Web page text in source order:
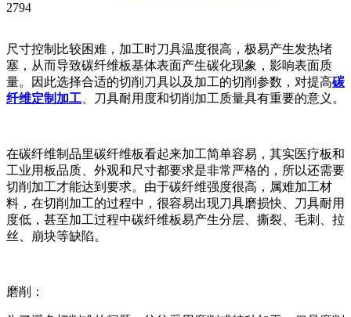
2794
尺寸控制比较困难，加工时刀具温度很高，极易产生发热堵
塞，从而导致碳纤维板基体表面产生碳化现象，影响表面质
量。因此选择合适的切削刀具以及加工的切削参数，对提高碳
纤维定制加工 、刀具耐用度和切削加工质量具有重要的意义。
在碳纤维制品里碳纤维板看起来加工简单容易，其实医疗板和
工业用板品质、外观和尺寸都要求是非常严格的，所以还需要
切削加工才能达到要求。由于碳纤维强度很高，属难加工材
料，在切削加工的过程中，很容易出现刀具磨损快、刀具耐用
度低，甚至加工过程中碳纤维板易产生分层、撕裂、毛刺、拉
丝、崩块等缺陷。
磨削：